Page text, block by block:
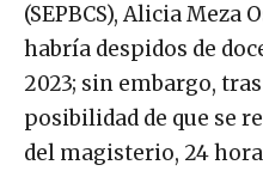
(SEPBCS), Alicia Meza
habría despidos de
2023; sin embargo,
posibilidad de que se
del magisterio, 24